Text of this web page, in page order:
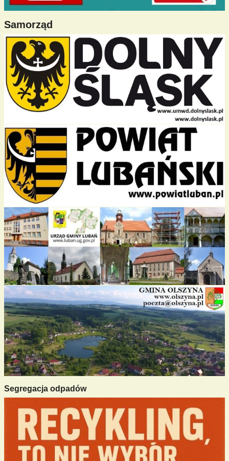
Samorząd
Segregacja odpadów